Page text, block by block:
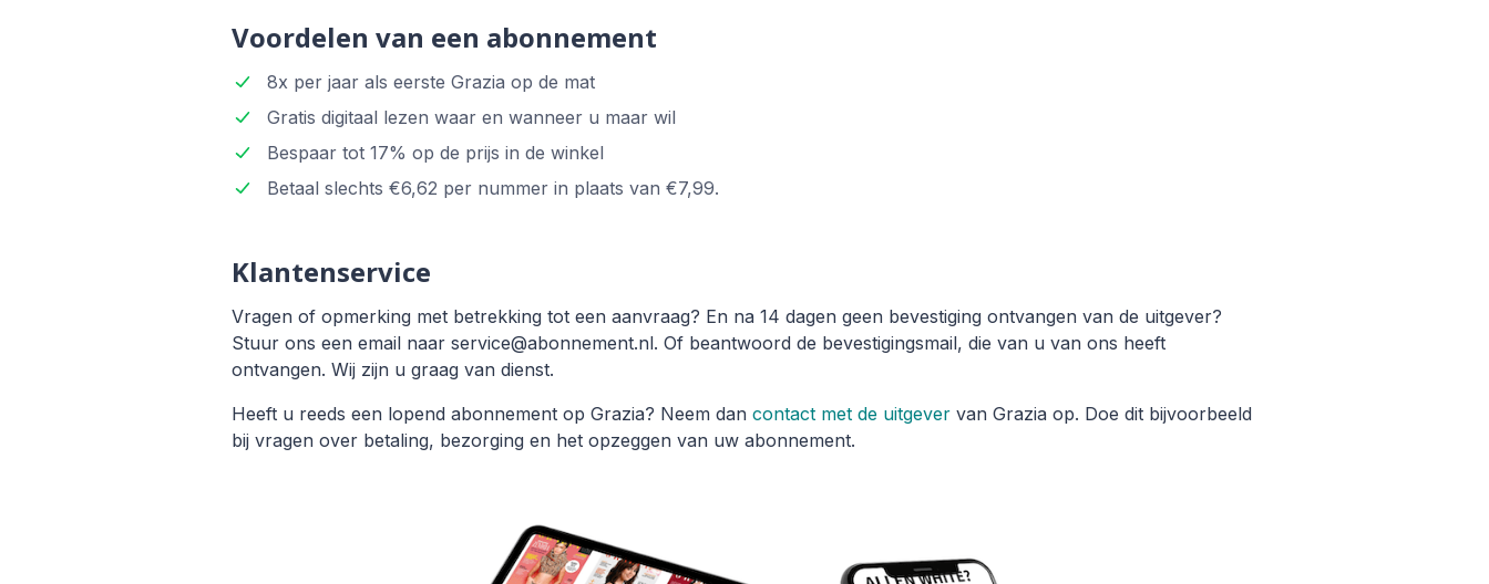
Voordelen van een abonnement
8x per jaar als eerste Grazia op de mat
Gratis digitaal lezen waar en wanneer u maar wil
Bespaar tot 17% op de prijs in de winkel
Betaal slechts €6,62 per nummer in plaats van €7,99.
Klantenservice
Vragen of opmerking met betrekking tot een aanvraag? En na 14 dagen geen bevestiging ontvangen van de uitgever?
Stuur ons een email naar service@abonnement.nl. Of beantwoord de bevestigingsmail, die van u van ons heeft
ontvangen. Wij zijn u graag van dienst.
Heeft u reeds een lopend abonnement op Grazia? Neem dan contact met de uitgever van Grazia op. Doe dit bijvoorbeeld
bij vragen over betaling, bezorging en het opzeggen van uw abonnement.